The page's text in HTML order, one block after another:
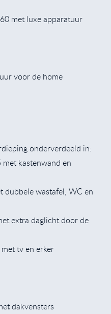
met luxe apparatuur
voor de home
onderverdeeld in:
kastenwand en
dubbele wastafel, WC en
extra daglicht door de
tv en erker
dakvensters